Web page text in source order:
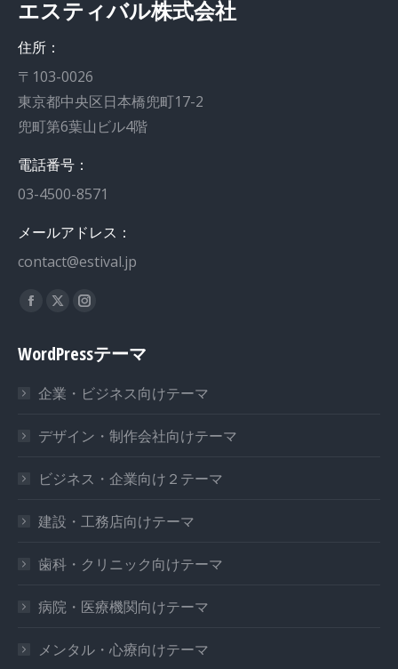
エスティバル株式会社
住所：
〒103-0026
東京都中央区日本橋兜町17-2
兜町第6葉山ビル4階
電話番号：
03-4500-8571
メールアドレス：
contact@estival.jp
私達を見つけてください：
WordPressテーマ
企業・ビジネス向けテーマ
デザイン・制作会社向けテーマ
ビジネス・企業向け２テーマ
建設・工務店向けテーマ
歯科・クリニック向けテーマ
病院・医療機関向けテーマ
メンタル・心療向けテーマ